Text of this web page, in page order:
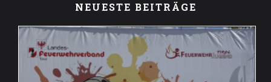
NEUESTE BEITRÄGE